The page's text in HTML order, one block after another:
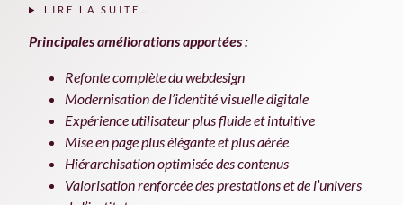
LIRE LA SUITE…
Principales améliorations apportées :
Refonte complète du webdesign
Modernisation de l’identité visuelle digitale
Expérience utilisateur plus fluide et intuitive
Mise en page plus élégante et plus aérée
Hiérarchisation optimisée des contenus
Valorisation renforcée des prestations et de l’univers